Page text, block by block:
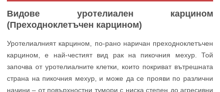
Видове уротелиален карцином
(Преходноклетъчен карцином)
Уротелиалният карцином, по-рано наричан преходноклетъчен
карцином, е най-честият вид рак на пикочния мехур. Той
започва от уротелиалните клетки, които покриват вътрешната
страна на пикочния мехур, и може да се прояви по различни
начини – от повърхностни тумори с ниска степен до агресивни